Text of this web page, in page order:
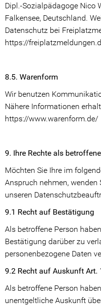
Dipl.-Sozialpädagoge Nico
Falkensee, Deutschland.
Datenschutz bei
https://
8.5. Warenform
Wir benutzen
Nähere Informationen
https://www.warenform.de/
9. Ihre Rechte als
Möchten Sie Ihre im
Anspruch nehmen,
unseren
9.1 Recht auf Bestätigung
Als betroffene Person
Bestätigung darüber zu
personenbezogene Daten
9.2 Recht auf Auskunft Art.
Als betroffene Person
unentgeltliche Auskunft